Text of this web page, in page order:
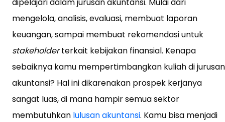
dipelajari dalam jurusan akuntansi. Mulai dari
mengelola, analisis, evaluasi, membuat laporan
keuangan, sampai membuat rekomendasi untuk
stakeholderterkait kebijakan finansial. Kenapa
sebaiknya kamu mempertimbangkan kuliah di jurusan
akuntansi? Hal ini dikarenakan prospek kerjanya
sangat luas, di mana hampir semua sektor
membutuhkan lulusan akuntansi. Kamu bisa menjadi